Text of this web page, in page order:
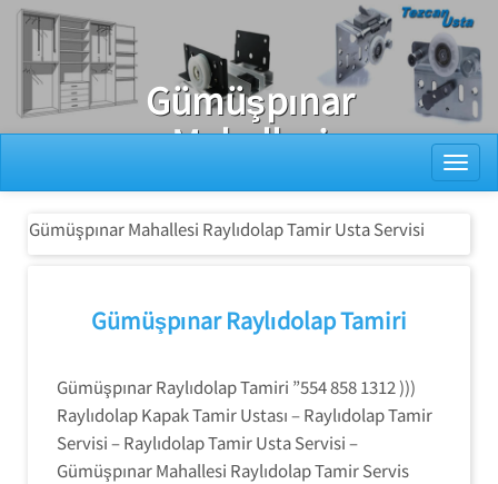
Ray Dolap Tamiri
Gümüşpınar
Mahallesi
Raylıdolap
Tamir Usta
Servisi
Gümüşpınar Mahallesi Raylıdolap Tamir Usta Servisi
Gümüşpınar Raylıdolap Tamiri
Gümüşpınar Raylıdolap Tamiri ”554 858 1312 )))
Raylıdolap Kapak Tamir Ustası – Raylıdolap Tamir
Servisi – Raylıdolap Tamir Usta Servisi –
Gümüşpınar Mahallesi Raylıdolap Tamir Servis